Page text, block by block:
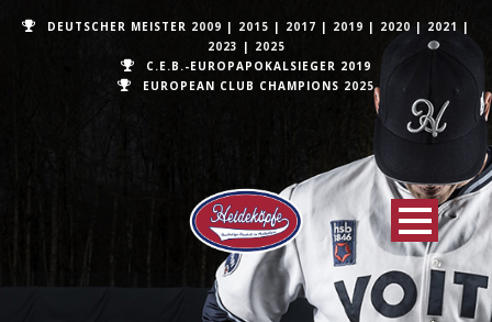
DEUTSCHER MEISTER 2009 | 2015 | 2017 | 2019 | 2020 | 2021 |
2023 | 2025
C.E.B.-EUROPAPOKALSIEGER 2019
EUROPEAN CLUB CHAMPIONS 2025